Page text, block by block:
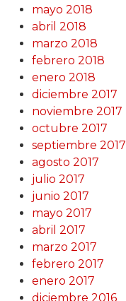
mayo 2018
abril 2018
marzo 2018
febrero 2018
enero 2018
diciembre 2017
noviembre 2017
octubre 2017
septiembre 2017
agosto 2017
julio 2017
junio 2017
mayo 2017
abril 2017
marzo 2017
febrero 2017
enero 2017
diciembre 2016